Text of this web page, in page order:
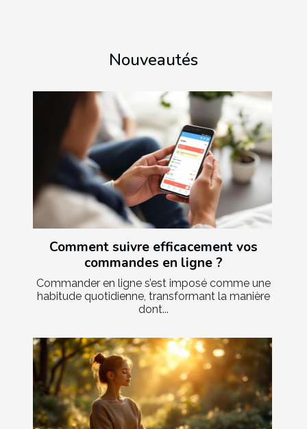
Nouveautés
Comment suivre efficacement vos
commandes en ligne ?
Commander en ligne s’est imposé comme une
habitude quotidienne, transformant la manière
dont...